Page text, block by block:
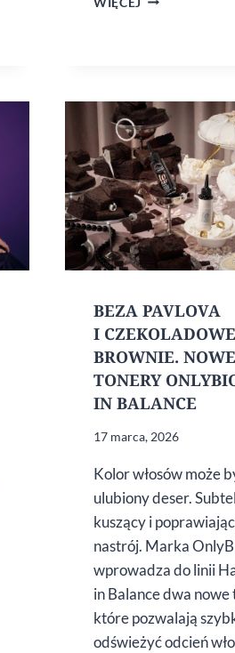
BEZA PAVLOVA
I CZEKOLADOWE
BROWNIE. NOWE
TONERY
IN BALANCE
17 marca, 2026
Kolor włosów może
ulubiony deser.
kuszący i
nastrój. Marka
wprowadza do linii
in Balance dwa nowe
które pozwalają
odświeżyć odcień